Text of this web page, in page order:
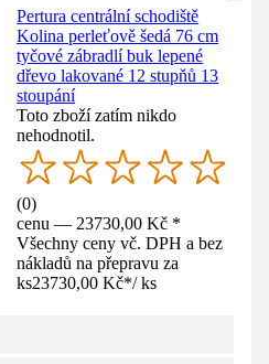
Pertura centrální schodiště
Kolina perleťově šedá 76 cm
tyčové zábradlí buk lepené
dřevo lakované 12 stupňů 13
stoupání
Toto zboží zatím nikdo
nehodnotil.
(0)
cenu — 23730,00 Kč *
Všechny ceny vč. DPH a bez
nákladů na přepravu za
ks23730,00 Kč*/ ks